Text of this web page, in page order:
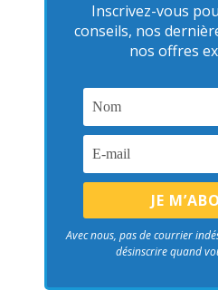
Inscrivez-vous
conseils, nos
nos offres
Avec nous, pas de courrier
désinscrire quand